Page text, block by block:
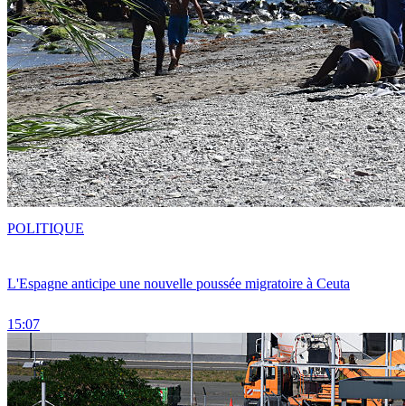
L'Espagne anticipe une nouvelle poussée migratoire à Ceuta
15:07
POLITIQUE